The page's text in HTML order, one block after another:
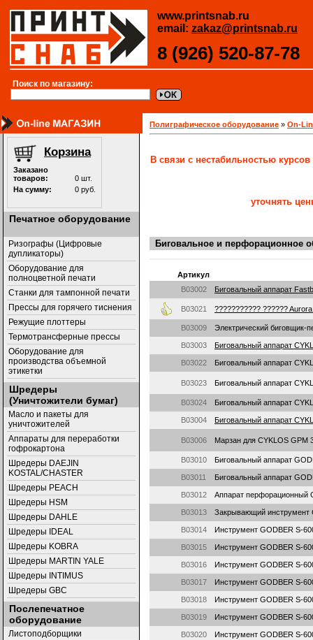
www.printsnab.ru
email: zakaz@printsnab.ru
8 (926) 520-87-78
Поиск по магазину:
Печатное оборудование
Ризографы (Цифровые
дупликаторы)
Оборудование для
полноцветной печати
Станки для тампонной печати
Прессы для горячего тиснения
Режущие плоттеры
Термотрансферные прессы
Оборудование для
производства объемной
этикетки
Шредеры
(Уничтожители бумаг)
Масло и пакеты для
уничтожителей
Аппараты для переработки
гофрокартона
Шредеры DAEJIN
KOSTAL/CHASTER
Шредеры PEACH
Шредеры HSM
Шредеры DAHLE
Шредеры IDEAL
Шредеры KOBRA
Шредеры MARTIN YALE
Шредеры INTIMUS
Шредеры GBC
Послепечатное
оборудование
Листоподборщики
Полиграфическое оборудование » On-
В связи с нестабильностью
уточнять
Биговальное и перфорационное
Артикул
B03002
Биговальный аппарат
B03021 ??????????? ??????
B03009 Электрический биговщик-
B03003 Биговальный аппарат
B03022 Биговальный аппарат
B03023 Биговальный аппарат
B03024 Биговальный аппарат
B03004 Биговальный аппарат
B03006 Марзан для CYKLOS GPM
В03010 Биговальный аппарат
В03011 Биговальный аппарат
В03012 Аппарат перфорационный
В03013 Закрывающий инструмент
В03014 Инструмент GODBER S-
В03015 Инструмент GODBER S-
В03016 Инструмент GODBER S-
В03017 Инструмент GODBER S-
В03018 Инструмент GODBER S-
В03019 Инструмент GODBER S-
В03020 Инструмент GODBER S-